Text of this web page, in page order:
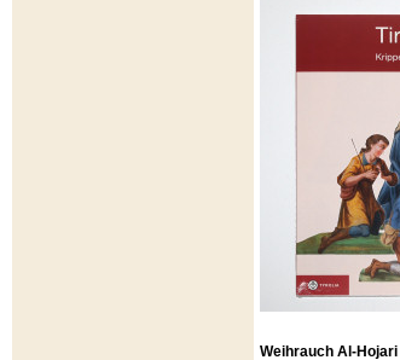
Weihrauch Al-